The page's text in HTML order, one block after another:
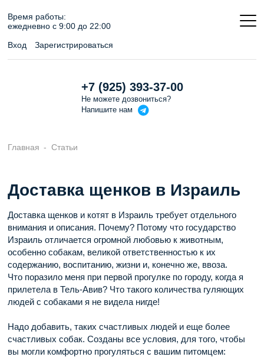
Время работы:
ежедневно c 9:00 до 22:00
Вход
Зарегистрироваться
+7 (925) 393-37-00
Не можете дозвониться?
Напишите нам
Главная Статьи
Доставка щенков в Израиль
Доставка щенков и котят в Израиль требует отдельного
внимания и описания. Почему? Потому что государство
Израиль отличается огромной любовью к животным,
особенно собакам, великой ответственностью к их
содержанию, воспитанию, жизни и, конечно же, ввоза.
Что поразило меня при первой прогулке по городу, когда я
прилетела в Тель-Авив? Что такого количества гуляющих
людей с собаками я не видела нигде!
Надо добавить, таких счастливых людей и еще более
счастливых собак. Созданы все условия, для того, чтобы
вы могли комфортно прогуляться с вашим питомцем: